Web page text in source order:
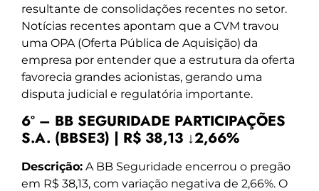
resultante de consolidações recentes no setor.
Notícias recentes apontam que a CVM travou
uma OPA (Oferta Pública de Aquisição) da
empresa por entender que a estrutura da oferta
favorecia grandes acionistas, gerando uma
disputa judicial e regulatória importante.
6º – BB SEGURIDADE PARTICIPAÇÕES
S.A. (BBSE3) | R$ 38,13 ↓2,66%
Descrição: A BB Seguridade encerrou o pregão
em R$ 38,13, com variação negativa de 2,66%. O